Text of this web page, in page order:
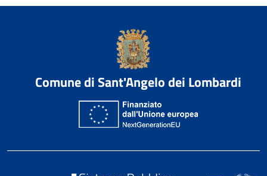
Comune di Sant'Angelo dei Lombardi